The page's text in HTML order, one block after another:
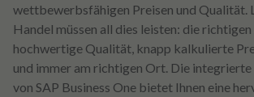
wettbewerbsfähigen Preisen und Qualität.
Handel müssen all dies leisten: die
hochwertige Qualität, knapp kalkulierte
und immer am richtigen Ort. Die
von SAP Business One bietet Ihnen eine